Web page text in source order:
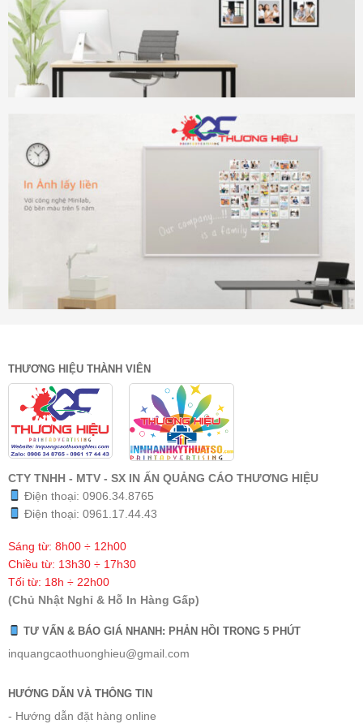
THƯƠNG HIỆU THÀNH VIÊN
CTY TNHH - MTV - SX IN ẤN QUẢNG CÁO THƯƠNG HIỆU
Điện thoại: 0906.34.8765
Điện thoại: 0961.17.44.43
Sáng từ: 8h00 ÷ 12h00
Chiều từ: 13h30 ÷ 17h30
Tối từ: 18h ÷ 22h00
(Chủ Nhật Nghỉ & Hỗ In Hàng Gấp)
TƯ VẤN & BÁO GIÁ NHANH: PHẢN HỒI TRONG 5 PHÚT
inquangcaothuonghieu@gmail.com
HƯỚNG DẪN VÀ THÔNG TIN
- Hướng dẫn đặt hàng online